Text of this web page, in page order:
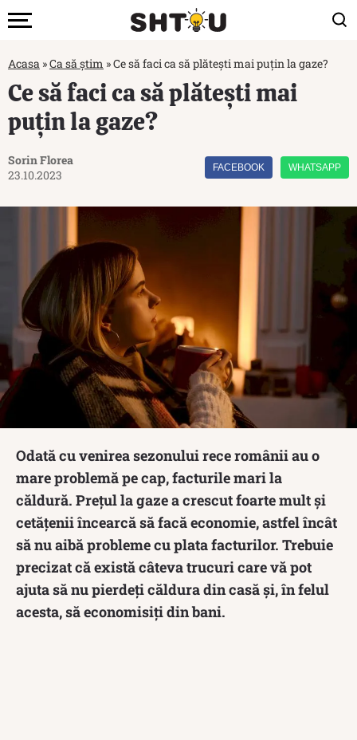
Acasa »Ca să știm »Ce să faci ca să plătești mai puțin la gaze?
Ce să faci ca să plătești mai
puțin la gaze?
Sorin Florea
23.10.2023
FACEBOOK WHATSAPP
Odată cu venirea sezonului rece românii au o
mare problemă pe cap, facturile mari la
căldură. Prețul la gaze a crescut foarte mult și
cetățenii încearcă să facă economie, astfel încât
să nu aibă probleme cu plata facturilor. Trebuie
precizat că există câteva trucuri care vă pot
ajuta să nu pierdeți căldura din casă și, în felul
acesta, să economisiți din bani.